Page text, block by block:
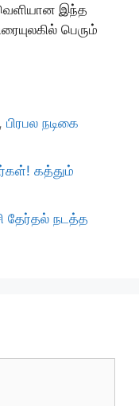
இந்த
பெரும்
,பிரபல நடிகை
கத்தும்
தேர்தல் நடத்த